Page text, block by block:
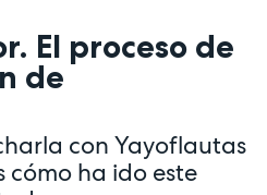
El proceso de
de
con Yayoflautas
ha ido este